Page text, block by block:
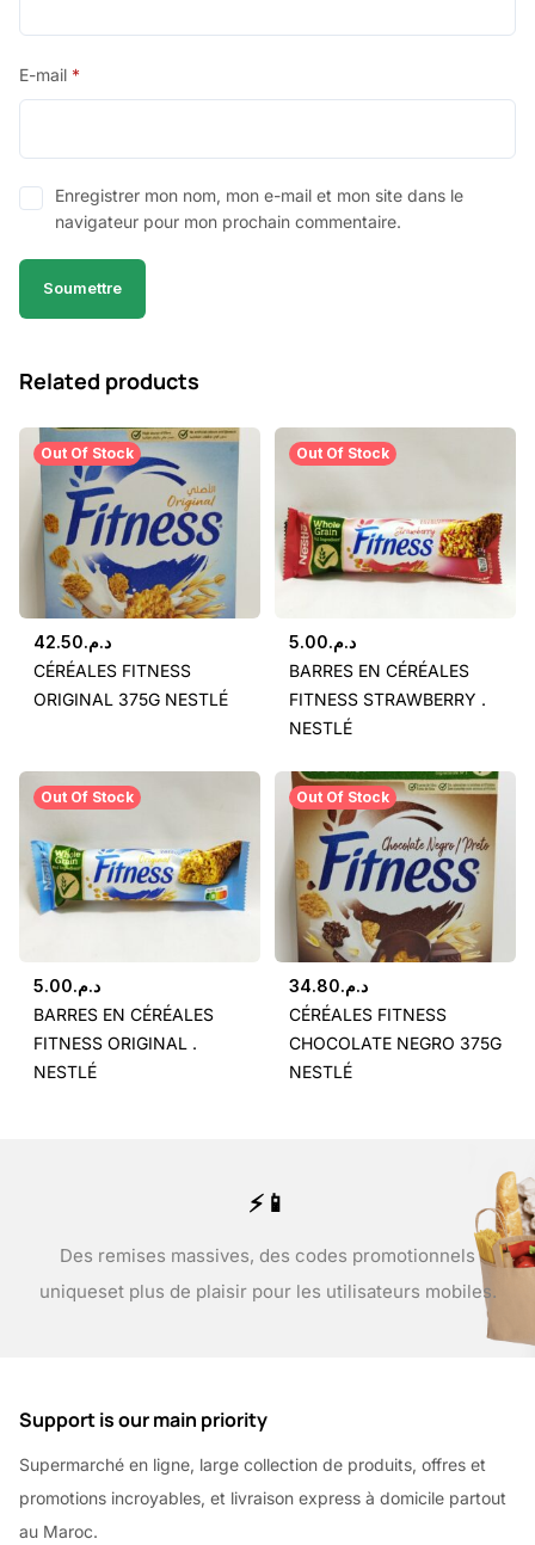
E-mail *
Enregistrer mon nom, mon e-mail et mon site dans le
navigateur pour mon prochain commentaire.
Related products
Out Of Stock
د.م.42.50
CÉRÉALES FITNESS
ORIGINAL 375G NESTLÉ
Out Of Stock
د.م.5.00
BARRES EN CÉRÉALES
FITNESS STRAWBERRY .
NESTLÉ
Out Of Stock
د.م.5.00
BARRES EN CÉRÉALES
FITNESS ORIGINAL .
NESTLÉ
Out Of Stock
د.م.34.80
CÉRÉALES FITNESS
CHOCOLATE NEGRO 375G
NESTLÉ
⚡📱
Des remises massives, des codes promotionnels
uniqueset plus de plaisir pour les utilisateurs mobiles.
Support is our main priority
Supermarché en ligne, large collection de produits, offres et
promotions incroyables, et livraison express à domicile partout
au Maroc.